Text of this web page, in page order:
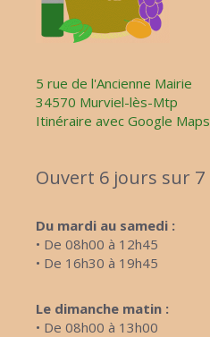
5 rue de l'Ancienne Mairie
34570 Murviel-lès-Mtp
Itinéraire avec Google Maps
Ouvert 6 jours sur 7
Du mardi au samedi :
• De 08h00 à 12h45
• De 16h30 à 19h45
Le dimanche matin :
• De 08h00 à 13h00